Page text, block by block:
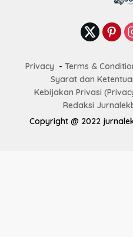
Privacy Terms &
Syarat dan
Kebijakan Privasi
Redaksi
Copyright @ 2022